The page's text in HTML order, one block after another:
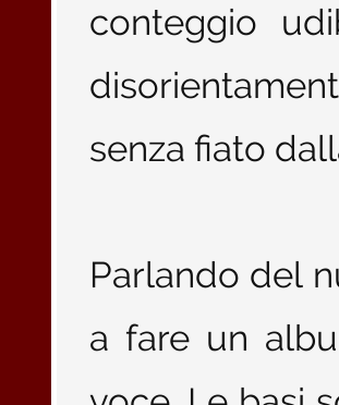
conteggio
senza fiato
Parlando del
a fare un